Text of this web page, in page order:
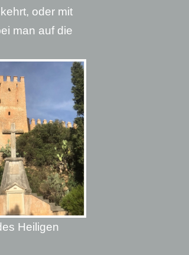
oder mit
man auf die
Heiligen